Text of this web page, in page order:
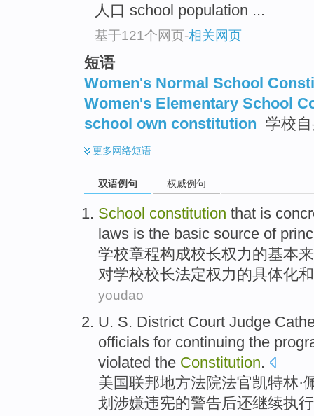
人口 school population ...
基于121个网页-相关网页
短语
Women's Normal School
Women's Elementary School
school own constitution 学校
更多网络短语
双语例句 权威例句
School constitution that is
laws is the basic source of
学校章程构成校长权力的基本
对学校校长法定权力的具体化和
youdao
U. S. District Court Judge
officials for continuing the
violated the Constitution.
美国联邦地方法院法官凯特林·
划 涉嫌违宪的警告后还继续执行